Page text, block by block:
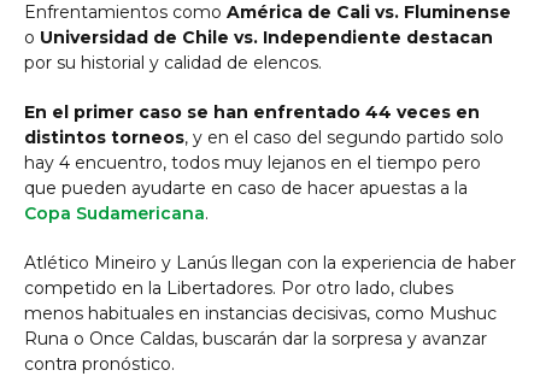
Enfrentamientos como América de Cali vs. Fluminense
o Universidad de Chile vs. Independiente destacan
por su historial y calidad de elencos.
En el primer caso se han enfrentado 44 veces en
distintos torneos, y en el caso del segundo partido solo
hay 4 encuentro, todos muy lejanos en el tiempo pero
que pueden ayudarte en caso de hacer apuestas a la
Copa Sudamericana.
Atlético Mineiro y Lanús llegan con la experiencia de haber
competido en la Libertadores. Por otro lado, clubes
menos habituales en instancias decisivas, como Mushuc
Runa o Once Caldas, buscarán dar la sorpresa y avanzar
contra pronóstico.